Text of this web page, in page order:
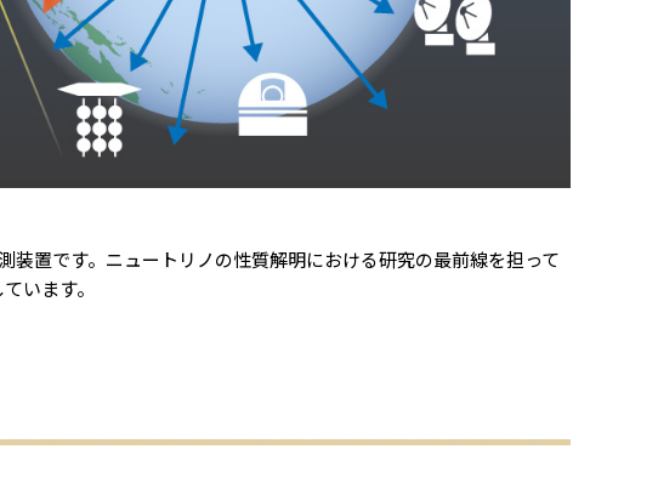
置です。ニュートリノの性質解明における研究の最前線を担って
います。